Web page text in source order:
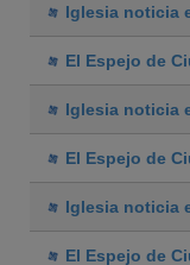
Iglesia noticia
El Espejo de
Iglesia noticia
El Espejo de
Iglesia noticia
El Espejo de